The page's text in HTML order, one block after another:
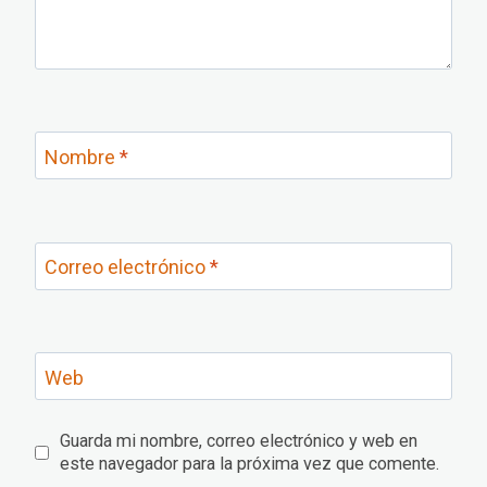
Nombre *
Correo electrónico*
Web
Guarda mi nombre, correo electrónico y web en
este navegador para la próxima vez que comente.